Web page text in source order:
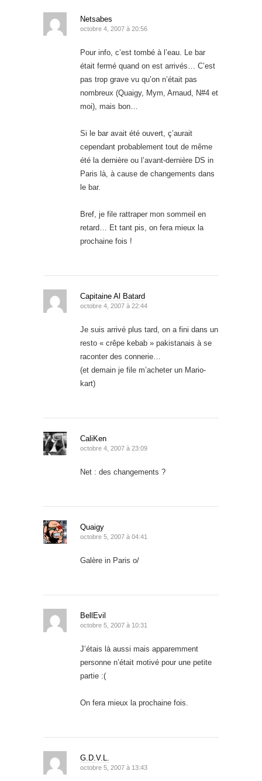
Netsabes
octobre 4, 2007 à 20:56
Pour info, c’est tombé à l’eau. Le bar
était fermé quand on est arrivés… C’est
pas trop grave vu qu’on n’était pas
nombreux (Quaigy, Mym, Arnaud, N#4 et
moi), mais bon…
Si le bar avait été ouvert, ç’aurait
cependant probablement tout de même
été la dernière ou l’avant-dernière DS in
Paris là, à cause de changements dans
le bar.
Bref, je file rattraper mon sommeil en
retard… Et tant pis, on fera mieux la
prochaine fois !
Capitaine Al Batard
octobre 4, 2007 à 22:44
Je suis arrivé plus tard, on a fini dans un
resto « crêpe kebab » pakistanais à se
raconter des connerie…
(et demain je file m’acheter un Mario-
kart)
CaliKen
octobre 4, 2007 à 23:09
Net : des changements ?
Quaigy
octobre 5, 2007 à 04:41
Galère in Paris o/
BellEvil
octobre 5, 2007 à 10:31
J’étais là aussi mais apparemment
personne n’était motivé pour une petite
partie :(
On fera mieux la prochaine fois.
G.D.V.L.
octobre 5, 2007 à 13:43